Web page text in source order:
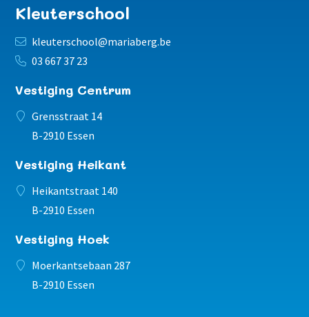
Kleuterschool
kleuterschool@mariaberg.be
03 667 37 23
Vestiging Centrum
Grensstraat 14
B-2910 Essen
Vestiging Heikant
Heikantstraat 140
B-2910 Essen
Vestiging Hoek
Moerkantsebaan 287
B-2910 Essen